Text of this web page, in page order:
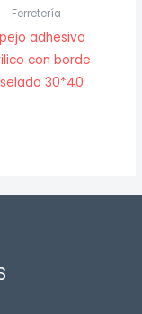
Ferretería
adhesivo
con borde
30*40